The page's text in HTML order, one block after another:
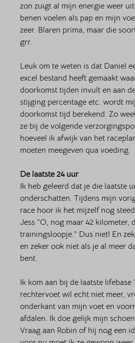
zon zuigt al mijn energie weer
benen voelen als pap en mijn
zeer. Blaren prima, maar die
grr.
Leuk om te weten is dat Daniel
excel bestand heeft gemaakt
doorkomst tijden invult en aan
stijging percentage etc. wordt
doorkomst tijd berekend. Zo
ze bij de volgende
hoeveel ik afwijk van het
moeten meegeven qua voeding.
De laatste 24 uur
Ik heb geleerd dat je die laatste
onderschatten. Tijdens mijn
race hoor ik het mijzelf nog
Jess “O, nog maar 42 kilometer,
trainingsloopje.” Dus niet! En
en zeker ook niet als je al meer
bent.
Ik kom aan bij de laatste lifebase
rechtervoet wil echt niet meer,
onderkant van mijn voet en
afdalen. Ik doe gelijk mijn
Vraag aan Robin of hij nog een